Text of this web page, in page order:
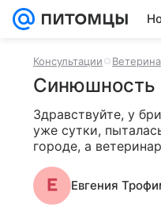
Консультации
Синюшность
Здравствуйте, у
уже сутки,
городе, а
Евгения